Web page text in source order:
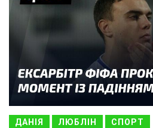
ДАНІЯ ЛЮБЛІН СПОРТ